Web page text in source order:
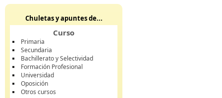
Chuletas y apuntes de...
Curso
Primaria
Secundaria
Bachillerato y Selectividad
Formación Profesional
Universidad
Oposición
Otros cursos